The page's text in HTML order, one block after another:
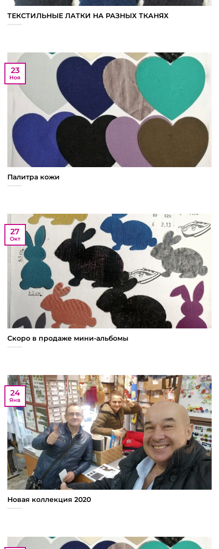
ТЕКСТИЛЬНЫЕ ЛАТКИ НА РАЗНЫХ ТКАНЯХ
Палитра кожи
23
Ноя
Скоро в продаже мини-альбомы
27
Окт
Новая коллекция 2020
24
Янв